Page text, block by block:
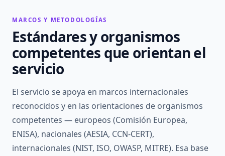
MARCOS Y METODOLOGÍAS
Estándares y organismos
competentes que orientan el
servicio
El servicio se apoya en marcos internacionales
reconocidos y en las orientaciones de organismos
competentes — europeos (Comisión Europea,
ENISA), nacionales (AESIA, CCN-CERT),
internacionales (NIST, ISO, OWASP, MITRE). Esa base